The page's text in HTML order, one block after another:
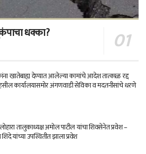
धक्का?
खातेबाह्य देण्यात आलेल्या कामांचे आदेश तात्काळ रद्द
कार्यालयासमोर अंगणवाडी सेविका व मदतनीसांचे धरणे
तालुकाध्यक्ष अमोल पाटील यांचा शिवसेनेत प्रवेश –
यांच्या उपस्थितीत झाला प्रवेश